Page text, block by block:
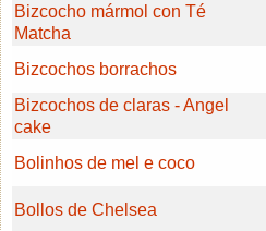
Bizcocho mármol con Té
Matcha
Bizcochos borrachos
Bizcochos de claras - Angel
cake
Bolinhos de mel e coco
Bollos de Chelsea